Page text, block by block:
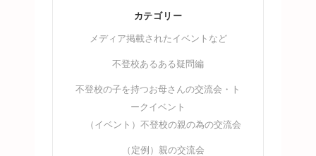
カテゴリー
メディア掲載されたイベントなど
不登校あるある疑問編
不登校の子を持つお母さんの交流会・ト
ークイベント
（イベント）不登校の親の為の交流会
（定例）親の交流会